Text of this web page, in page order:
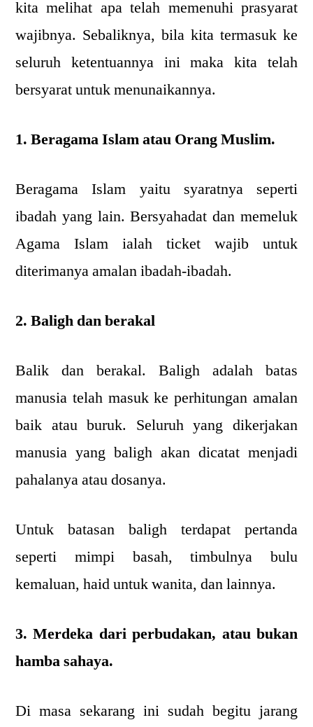
kita melihat apa telah memenuhi prasyarat
wajibnya. Sebaliknya, bila kita termasuk ke
seluruh ketentuannya ini maka kita telah
bersyarat untuk menunaikannya.
1. Beragama Islam atau Orang Muslim.
Beragama Islam yaitu syaratnya seperti
ibadah yang lain. Bersyahadat dan memeluk
Agama Islam ialah ticket wajib untuk
diterimanya amalan ibadah-ibadah.
2. Baligh dan berakal
Balik dan berakal. Baligh adalah batas
manusia telah masuk ke perhitungan amalan
baik atau buruk. Seluruh yang dikerjakan
manusia yang baligh akan dicatat menjadi
pahalanya atau dosanya.
Untuk batasan baligh terdapat pertanda
seperti mimpi basah, timbulnya bulu
kemaluan, haid untuk wanita, dan lainnya.
3. Merdeka dari perbudakan, atau bukan
hamba sahaya.
Di masa sekarang ini sudah begitu jarang